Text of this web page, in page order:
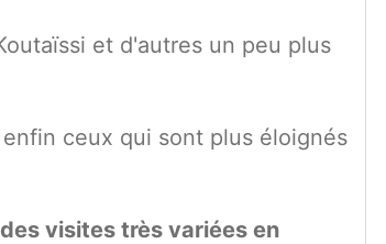
et d'autres un peu plus
ceux qui sont plus éloignés
visites très variées en